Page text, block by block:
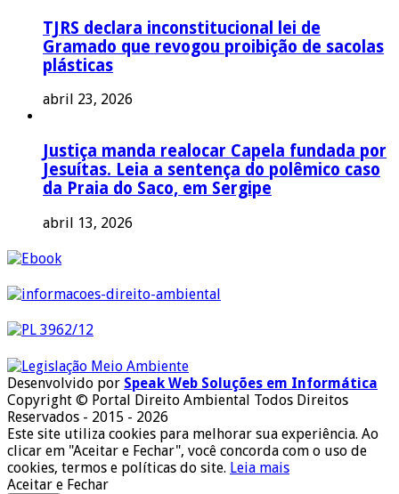
TJRS declara inconstitucional lei de
Gramado que revogou proibição de sacolas
plásticas
abril 23, 2026
Justiça manda realocar Capela fundada por
Jesuítas. Leia a sentença do polêmico caso
da Praia do Saco, em Sergipe
abril 13, 2026
Desenvolvido por Speak Web Soluções em Informática
Copyright © Portal Direito Ambiental Todos Direitos
Reservados - 2015 - 2026
Este site utiliza cookies para melhorar sua experiência. Ao
clicar em "Aceitar e Fechar", você concorda com o uso de
cookies, termos e políticas do site. Leia mais
Aceitar e Fechar